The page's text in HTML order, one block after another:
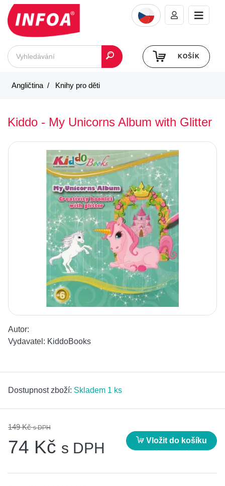
KOŠÍK
Angličtina Knihy pro děti
Kiddo - My Unicorns Album with Glitter
Autor:
Vydavatel: KiddoBooks
Dostupnost zboží: Skladem 1 ks
149 Kčs DPH
74 Kč s DPH Vložit do košíku